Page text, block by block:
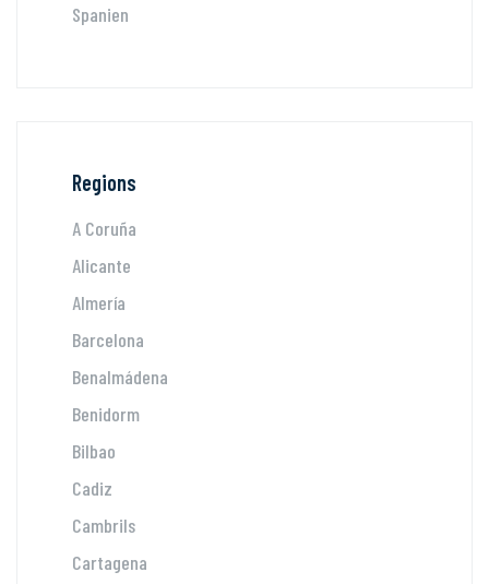
Spanien
Regions
A Coruña
Alicante
Almería
Barcelona
Benalmádena
Benidorm
Bilbao
Cadiz
Cambrils
Cartagena